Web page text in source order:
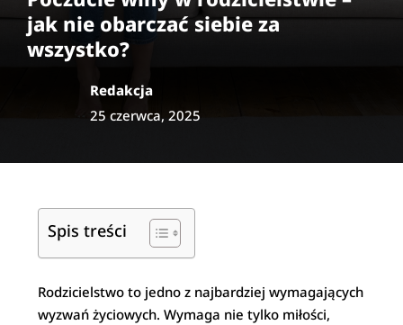
jak nie obarczać siebie za
wszystko?
Redakcja
25 czerwca, 2025
Spis treści
Rodzicielstwo to jedno z najbardziej wymagających
wyzwań życiowych. Wymaga nie tylko miłości,